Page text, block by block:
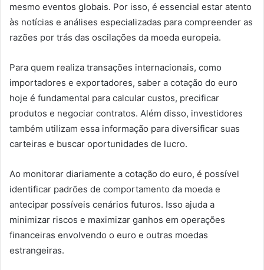
mesmo eventos globais. Por isso, é essencial estar atento
às notícias e análises especializadas para compreender as
razões por trás das oscilações da moeda europeia.
Para quem realiza transações internacionais, como
importadores e exportadores, saber a cotação do euro
hoje é fundamental para calcular custos, precificar
produtos e negociar contratos. Além disso, investidores
também utilizam essa informação para diversificar suas
carteiras e buscar oportunidades de lucro.
Ao monitorar diariamente a cotação do euro, é possível
identificar padrões de comportamento da moeda e
antecipar possíveis cenários futuros. Isso ajuda a
minimizar riscos e maximizar ganhos em operações
financeiras envolvendo o euro e outras moedas
estrangeiras.